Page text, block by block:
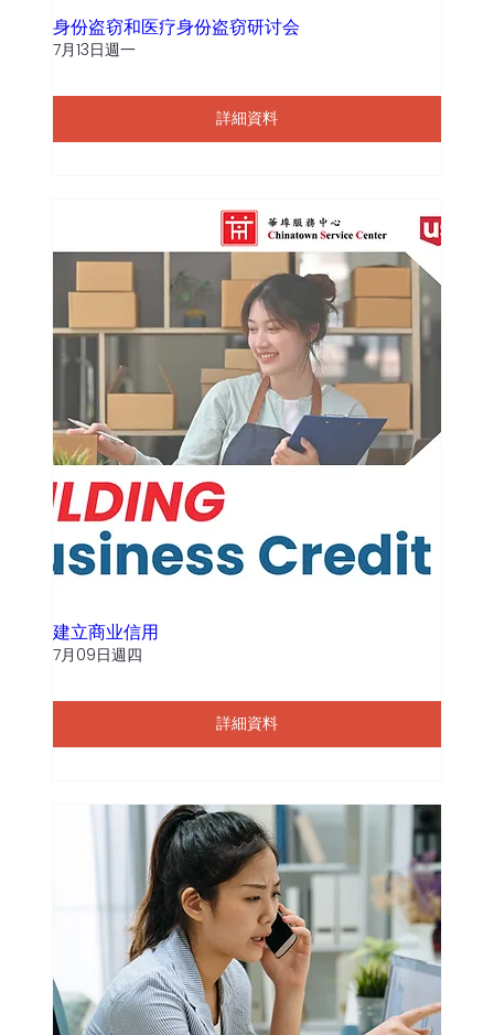
身份盗窃和医疗身份盗窃研讨会
7月13日週一
詳細資料
建立商业信用
7月09日週四
詳細資料